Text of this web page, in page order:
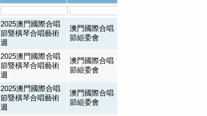
2025澳門國際合唱
節暨橫琴合唱藝術
週
澳門國際合唱
節組委會
2025澳門國際合唱
節暨橫琴合唱藝術
週
澳門國際合唱
節組委會
2025澳門國際合唱
節暨橫琴合唱藝術
週
澳門國際合唱
節組委會